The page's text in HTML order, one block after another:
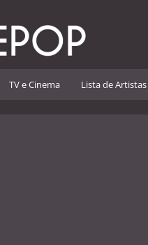
TV e Cinema Lista de Artistas